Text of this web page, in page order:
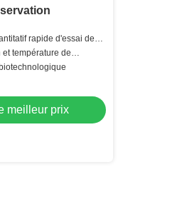
rapide d'essai de
température de
meilleur prix